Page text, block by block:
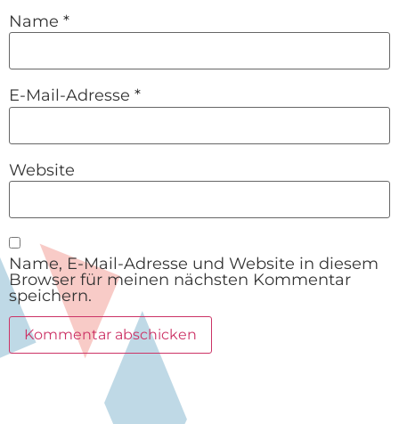
Name *
E-Mail-Adresse *
Website
Name, E-Mail-Adresse und Website in diesem
Browser für meinen nächsten Kommentar
speichern.